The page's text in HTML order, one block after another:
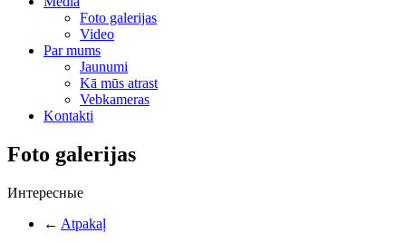
Foto galerijas
Video
Par mums
Jaunumi
Kā mūs atrast
Vebkameras
Kontakti
Foto galerijas
Интересные
← Atpakaļ